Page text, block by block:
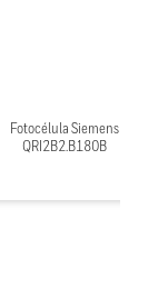
Fotocélula Siemens
QRI2B2.B180B